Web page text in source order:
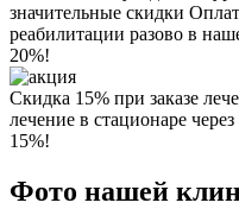
значительные скидки
реабилитации разово в
20%!
Скидка 15% при заказе
лечение в стационаре
15%!
Фото нашей